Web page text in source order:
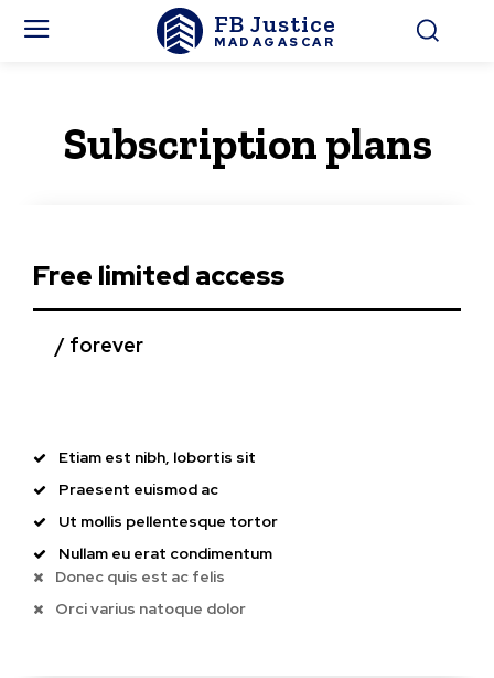
FB Justice
MADAGASCAR
Subscription plans
Free limited access
/ forever
Etiam est nibh, lobortis sit
Praesent euismod ac
Ut mollis pellentesque tortor
Nullam eu erat condimentum
Donec quis est ac felis
Orci varius natoque dolor